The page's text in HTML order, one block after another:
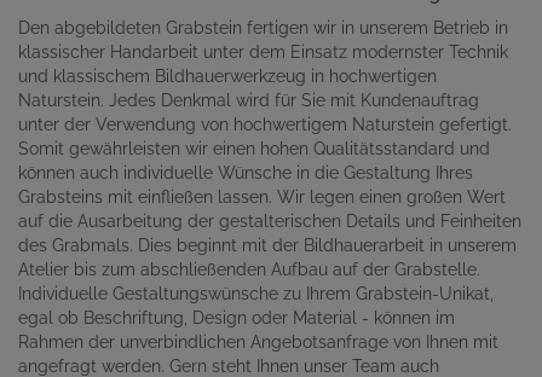
Den abgebildeten Grabstein fertigen wir in unserem Betrieb in
klassischer Handarbeit unter dem Einsatz modernster Technik
und klassischem Bildhauerwerkzeug in hochwertigen
Naturstein. Jedes Denkmal wird für Sie mit Kundenauftrag
unter der Verwendung von hochwertigem Naturstein gefertigt.
Somit gewährleisten wir einen hohen Qualitätsstandard und
können auch individuelle Wünsche in die Gestaltung Ihres
Grabsteins mit einfließen lassen. Wir legen einen großen Wert
auf die Ausarbeitung der gestalterischen Details und Feinheiten
des Grabmals. Dies beginnt mit der Bildhauerarbeit in unserem
Atelier bis zum abschließenden Aufbau auf der Grabstelle.
Individuelle Gestaltungswünsche zu Ihrem Grabstein-Unikat,
egal ob Beschriftung, Design oder Material - können im
Rahmen der unverbindlichen Angebotsanfrage von Ihnen mit
angefragt werden. Gern steht Ihnen unser Team auch